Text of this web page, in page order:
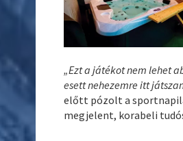
„Ezt a játékot nem lehet
esett nehezemre itt
előtt pózolt a
megjelent, korabeli